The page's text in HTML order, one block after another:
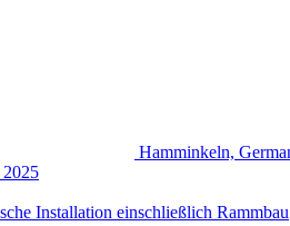
Hamminkeln,
Installation einschließlich Rammbau